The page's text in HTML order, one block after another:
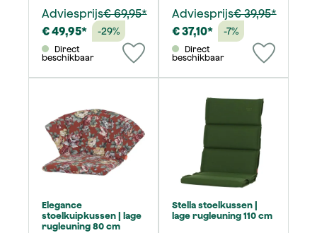
Adviesprijs€ 69,95*
€ 49,95*
-29%
beschikbaar
Adviesprijs€ 39,95*
€ 37,10*
-7%
beschikbaar
Elegance
stoelkuipkussen | lage
rugleuning 80 cm
Stella stoelkussen |
lage rugleuning 110 cm